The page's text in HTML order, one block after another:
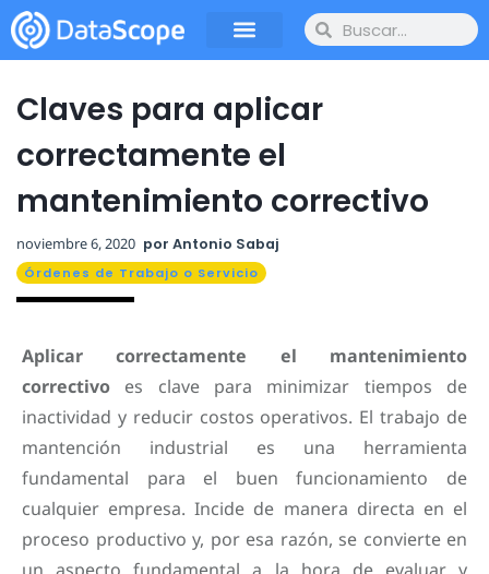
Claves para aplicar
correctamente el
mantenimiento correctivo
noviembre 6, 2020 por Antonio Sabaj
Órdenes de Trabajo o Servicio
Aplicar correctamente el mantenimiento
correctivo es clave para minimizar tiempos de
inactividad y reducir costos operativos. El trabajo de
mantención industrial es una herramienta
fundamental para el buen funcionamiento de
cualquier empresa. Incide de manera directa en el
proceso productivo y, por esa razón, se convierte en